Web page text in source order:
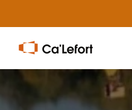
au
contenu